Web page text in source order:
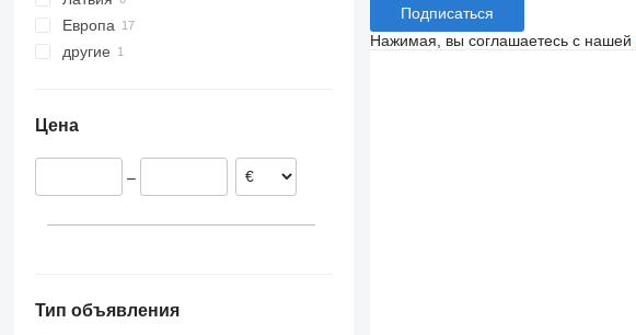
Европа
Италия
Испания
Германия
другие
Цена
–
Тип объявления
Подписаться
Нажимая, вы соглашаетесь с нашей